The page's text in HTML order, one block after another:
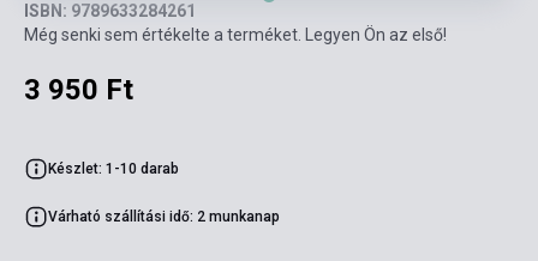
ISBN: 9789633284261
Még senki sem értékelte a terméket. Legyen Ön az első!
3 950 Ft
Készlet: 1-10 darab
Várható szállítási idő: 2 munkanap